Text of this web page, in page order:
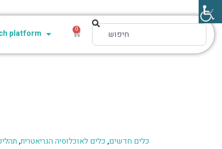
0
platform
כלים חדשים, כלים לאוכלוסיה הגריאטרית,